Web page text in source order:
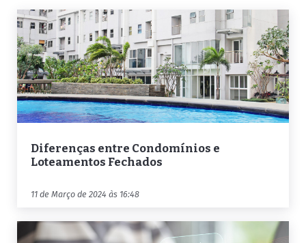
Diferenças entre Condomínios e
Loteamentos Fechados
11 de Março de 2024 às 16:48